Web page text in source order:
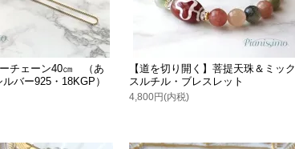
チェーン40㎝ （あ
バー925・18KGP）
【道を切り開く】菩提天珠＆ミック
スルチル・ブレスレット
4,800円(内税)